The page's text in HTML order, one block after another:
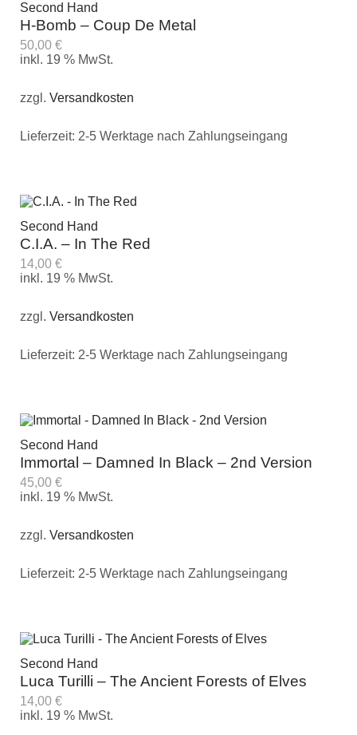
Second Hand
H-Bomb – Coup De Metal
50,00 €
inkl. 19 % MwSt.
zzgl. Versandkosten
Lieferzeit: 2-5 Werktage nach Zahlungseingang
Second Hand
C.I.A. – In The Red
14,00 €
inkl. 19 % MwSt.
zzgl. Versandkosten
Lieferzeit: 2-5 Werktage nach Zahlungseingang
Second Hand
Immortal – Damned In Black – 2nd Version
45,00 €
inkl. 19 % MwSt.
zzgl. Versandkosten
Lieferzeit: 2-5 Werktage nach Zahlungseingang
Second Hand
Luca Turilli – The Ancient Forests of Elves
14,00 €
inkl. 19 % MwSt.